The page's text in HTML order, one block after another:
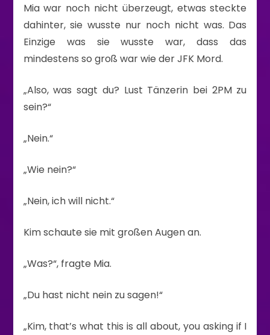
Mia war noch nicht überzeugt, etwas steckte
dahinter, sie wusste nur noch nicht was. Das
Einzige was sie wusste war, dass das
mindestens so groß war wie der JFK Mord.
„Also, was sagt du? Lust Tänzerin bei 2PM zu
sein?“
„Nein.“
„Wie nein?“
„Nein, ich will nicht.“
Kim schaute sie mit großen Augen an.
„Was?“, fragte Mia.
„Du hast nicht nein zu sagen!“
„Kim, that’s what this is all about, you asking if I